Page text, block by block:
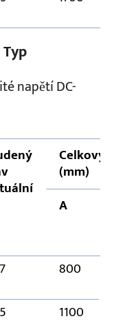
napětí DC-
Celkový
(mm)
A
800
1100